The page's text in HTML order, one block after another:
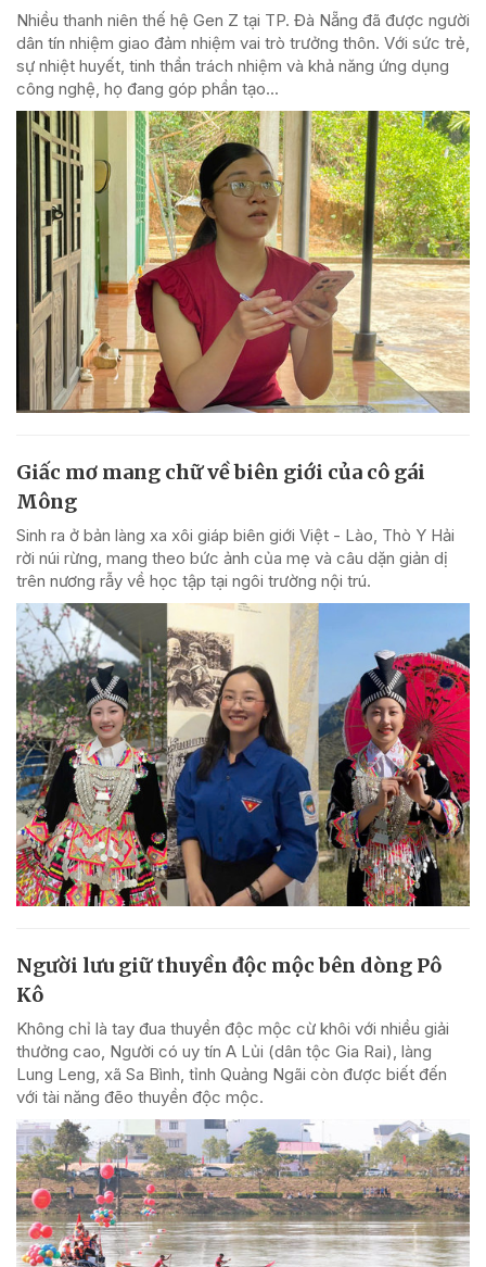
Nhiều thanh niên thế hệ Gen Z tại TP. Đà Nẵng đã được người
dân tín nhiệm giao đảm nhiệm vai trò trưởng thôn. Với sức trẻ,
sự nhiệt huyết, tinh thần trách nhiệm và khả năng ứng dụng
công nghệ, họ đang góp phần tạo...
Giấc mơ mang chữ về biên giới của cô gái
Mông
Sinh ra ở bản làng xa xôi giáp biên giới Việt - Lào, Thò Y Hải
rời núi rừng, mang theo bức ảnh của mẹ và câu dặn giản dị
trên nương rẫy về học tập tại ngôi trường nội trú.
Người lưu giữ thuyền độc mộc bên dòng Pô
Kô
Không chỉ là tay đua thuyền độc mộc cừ khôi với nhiều giải
thưởng cao, Người có uy tín A Lủi (dân tộc Gia Rai), làng
Lung Leng, xã Sa Bình, tỉnh Quảng Ngãi còn được biết đến
với tài năng đẽo thuyền độc mộc.